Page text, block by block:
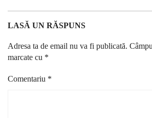
LASĂ UN RĂSPUNS
Adresa ta de email nu va fi publicată.
marcate cu *
Comentariu *